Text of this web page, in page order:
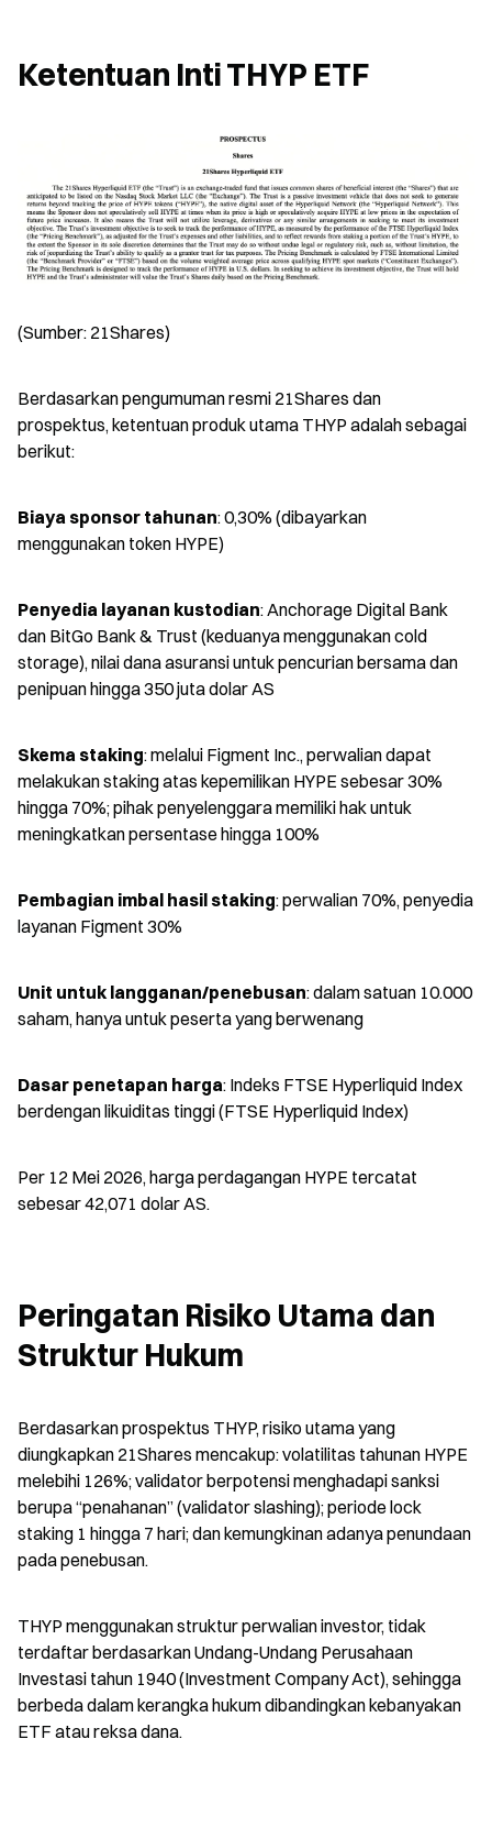
Ketentuan Inti THYP ETF
(Sumber: 21Shares)
Berdasarkan pengumuman resmi 21Shares dan
prospektus, ketentuan produk utama THYP adalah sebagai
berikut:
Biaya sponsor tahunan: 0,30% (dibayarkan
menggunakan token HYPE)
Penyedia layanan kustodian: Anchorage Digital Bank
dan BitGo Bank & Trust (keduanya menggunakan cold
storage), nilai dana asuransi untuk pencurian bersama dan
penipuan hingga 350 juta dolar AS
Skema staking: melalui Figment Inc., perwalian dapat
melakukan staking atas kepemilikan HYPE sebesar 30%
hingga 70%; pihak penyelenggara memiliki hak untuk
meningkatkan persentase hingga 100%
Pembagian imbal hasil staking: perwalian 70%, penyedia
layanan Figment 30%
Unit untuk langganan/penebusan: dalam satuan 10.000
saham, hanya untuk peserta yang berwenang
Dasar penetapan harga: Indeks FTSE Hyperliquid Index
berdengan likuiditas tinggi (FTSE Hyperliquid Index)
Per 12 Mei 2026, harga perdagangan HYPE tercatat
sebesar 42,071 dolar AS.
Peringatan Risiko Utama dan
Struktur Hukum
Berdasarkan prospektus THYP, risiko utama yang
diungkapkan 21Shares mencakup: volatilitas tahunan HYPE
melebihi 126%; validator berpotensi menghadapi sanksi
berupa “penahanan” (validator slashing); periode lock
staking 1 hingga 7 hari; dan kemungkinan adanya penundaan
pada penebusan.
THYP menggunakan struktur perwalian investor, tidak
terdaftar berdasarkan Undang-Undang Perusahaan
Investasi tahun 1940 (Investment Company Act), sehingga
berbeda dalam kerangka hukum dibandingkan kebanyakan
ETF atau reksa dana.